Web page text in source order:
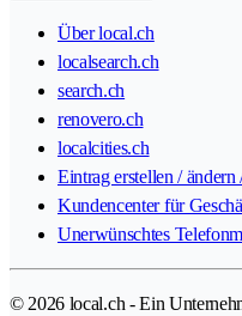
Über local.ch
localsearch.ch
search.ch
renovero.ch
localcities.ch
Eintrag erstellen / ändern
Kundencenter für
Unerwünschtes
© 2026 local.ch - Ein